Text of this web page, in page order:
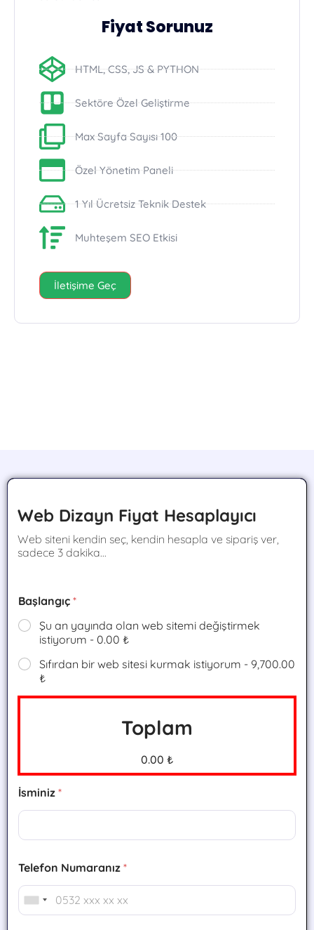
Fiyat Sorunuz
HTML, CSS, JS & PYTHON
Sektöre Özel Geliştirme
Max Sayfa Sayısı 100
Özel Yönetim Paneli
1 Yıl Ücretsiz Teknik Destek
Muhteşem SEO Etkisi
İletişime Geç
Web Dizayn Fiyat Hesaplayıcı
Web siteni kendin seç, kendin hesapla ve sipariş ver,
sadece 3 dakika...
Başlangıç *
Şu an yayında olan web sitemi değiştirmek
istiyorum - 0.00 ₺
Sıfırdan bir web sitesi kurmak istiyorum - 9,700.00
₺
Toplam
0.00 ₺
İsminiz *
Telefon Numaranız *